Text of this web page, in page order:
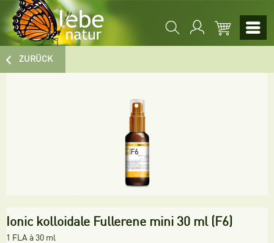
ZURÜCK
Ionic kolloidale Fullerene mini 30 ml (F6)
1 FLA à 30 ml